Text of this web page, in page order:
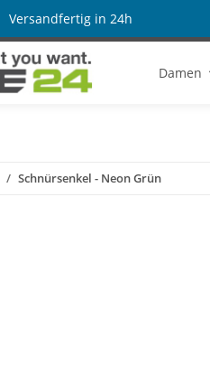
Versandfertig in 24h
Damen
Schnürsenkel - Neon Grün